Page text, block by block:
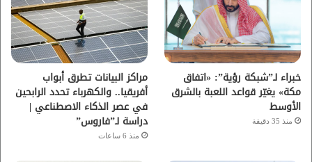
و
ك
و
ب
ق
ر
م
خبراء لـ”شبكة رؤية”: «اتفاق
مكة» يغيّر قواعد اللعبة بالشرق
الأوسط
منذ 35 دقيقة
مراكز البيانات تطرق أبواب
أفريقيا.. والكهرباء تحدد الرابحين
في عصر الذكاء الاصطناعي |
دراسة لـ”فاروس”
منذ 6 ساعات